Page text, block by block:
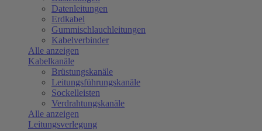
Datenleitungen
Erdkabel
Gummischlauchleitungen
Kabelverbinder
Alle anzeigen
Kabelkanäle
Brüstungskanäle
Leitungsführungskanäle
Sockelleisten
Verdrahtungskanäle
Alle anzeigen
Leitungsverlegung